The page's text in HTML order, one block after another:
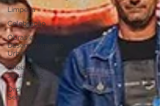
Limpeza
Celebração
Obras e
Desenvolvimento
Urbano
Cheia do Rio
Juruá 2025
Ordem de
Serviço